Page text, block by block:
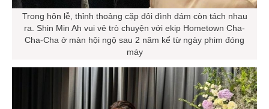
Trong hôn lễ, thỉnh thoảng cặp đôi đình đám còn tách nhau
ra. Shin Min Ah vui vẻ trò chuyện với ekip Hometown Cha-
Cha-Cha ở màn hội ngộ sau 2 năm kể từ ngày phim đóng
máy